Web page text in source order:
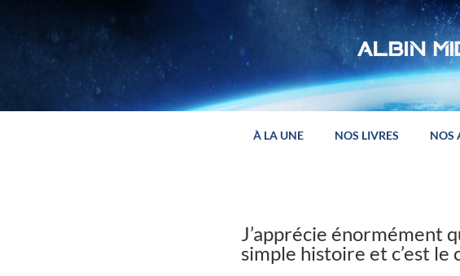
À LA UNE NOS LIVRES NOS
J’apprécie énormément
simple histoire et c’est le